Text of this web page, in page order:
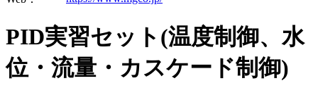
PID実習セット(温度制御、水
位・流量・カスケード制御)